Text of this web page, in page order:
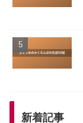
新着記事